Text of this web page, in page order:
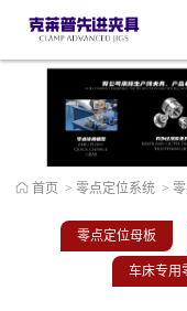
首页 > 零点定位系统 >
零点定位母板
车床专用